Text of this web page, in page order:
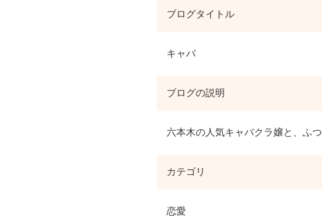
ブログタイトル
キャバ
ブログの説明
六本木の人気キャバクラ嬢と、ふ
カテゴリ
恋愛